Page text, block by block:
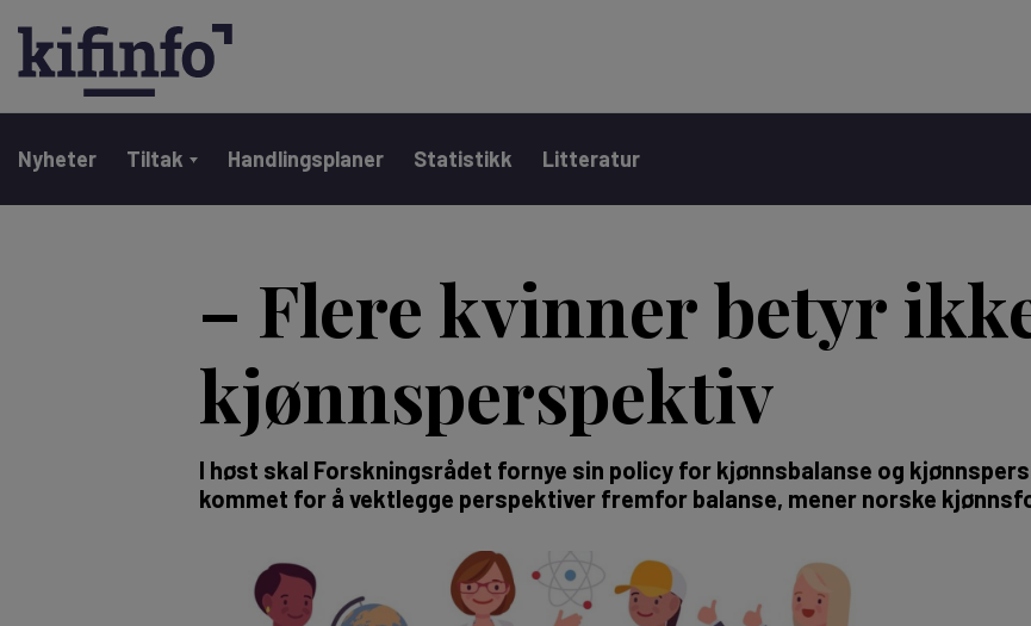
Main navigation
Nyheter Tiltak Handlingsplaner Statistikk Litteratur
– Flere kvinner betyr
kjønnsperspektiv
I høst skal Forskningsrådet fornye sin policy for kjønnsbalanse og
kommet for å vektlegge perspektiver fremfor balanse, mener norske